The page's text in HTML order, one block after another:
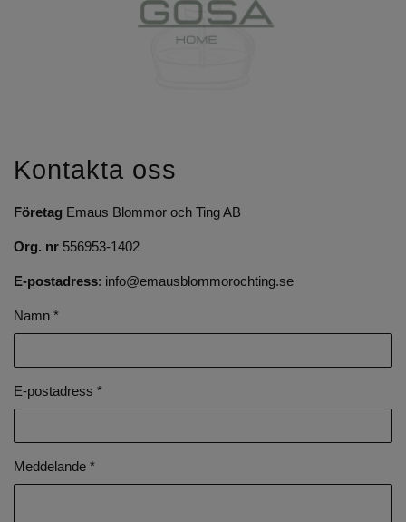
Kontakta oss
Företag Emaus Blommor och Ting AB
Org. nr 556953-1402
E-postadress: info@emausblommorochting.se
Namn *
E-postadress *
Meddelande *